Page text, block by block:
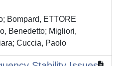
Bompard, ETTORE
Benedetto; Migliori,
Cuccia, Paolo